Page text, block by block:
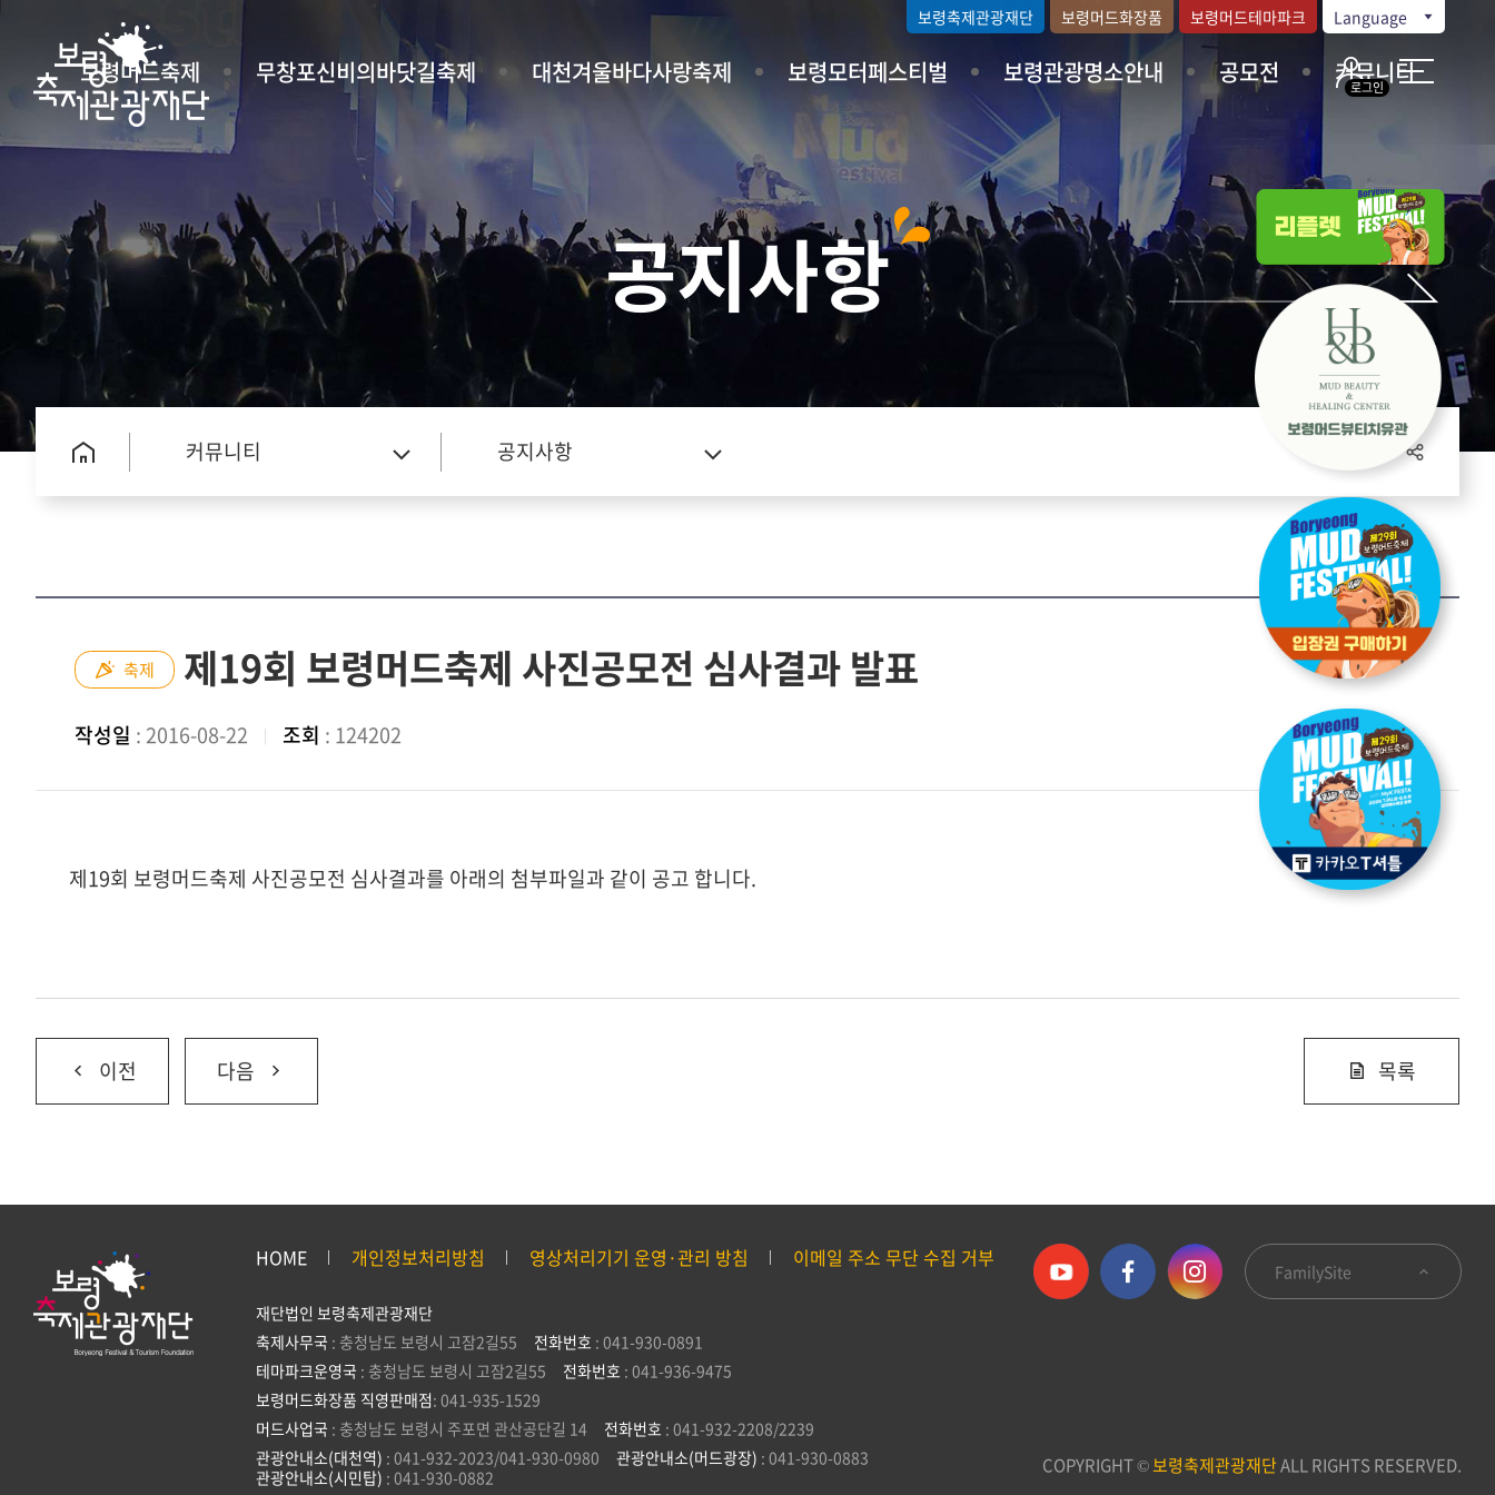
보령머드축제 무창포신비의바닷길축제 대천겨울바다사랑축제 보령모터페스티벌 보령관광명소안내 공모전 커뮤니티
보령축제관광재단 보령머드화장품 보령머드테마파크 Language
로그인
공지사항
커뮤니티 공지사항
축제 제19회 보령머드축제 사진공모전 심사결과 발표
작성일 : 2016-08-22 조회 : 124202
제19회 보령머드축제 사진공모전 심사결과를 아래의 첨부파일과 같이 공고 합니다.
이전 다음 목록
HOME 개인정보처리방침 영상처리기기 운영·관리 방침 이메일 주소 무단 수집 거부
재단법인 보령축제관광재단
축제사무국 : 충청남도 보령시 고잠2길55 전화번호 : 041-930-0891
테마파크운영국 : 충청남도 보령시 고잠2길55 전화번호 : 041-936-9475
보령머드화장품 직영판매점: 041-935-1529
머드사업국 : 충청남도 보령시 주포면 관산공단길 14 전화번호 : 041-932-2208/2239
관광안내소(대천역) : 041-932-2023/041-930-0980 관광안내소(머드광장) : 041-930-0883
관광안내소(시민탑) : 041-930-0882
FamilySite
COPYRIGHT ©보령축제관광재단ALL RIGHTS RESERVED.